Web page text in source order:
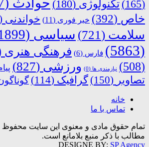
(165)
تکنولوژی (180) حوادث (2347)
خاص (392) خبر فوری (11) خواندنی
سلامت (721) سیاسی (1899)
(5863)
فارس (6) فرهنگی هنری
(508)
نیازمندی ها (0) ورزشی (827)
تصاویر (150) گرافیک (114)
خانه
تماس با ما
تمام حقوق مادی و معنوی این سایت محفوظ
مطالب با ذکر منبع بلامانع است.
DESIGNE BY: SP Agency